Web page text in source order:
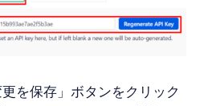
を保存」ボタンをクリック